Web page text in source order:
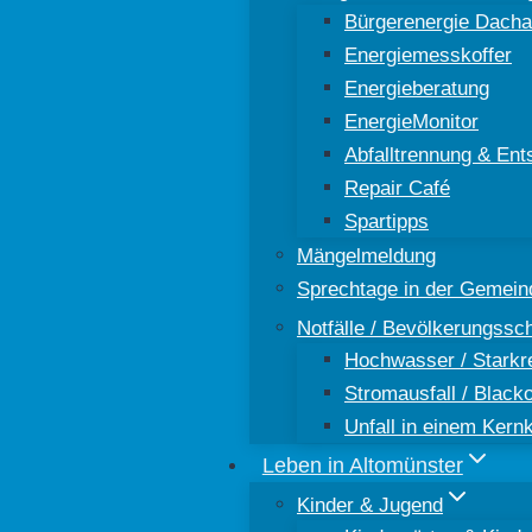
Bürgerenergie
Energiemesskoffer
Energieberatung
EnergieMonitor
Abfalltrennung &
Repair Café
Spartipps
Mängelmeldung
Sprechtage in der
Notfälle /
Hochwasser /
Stromausfall /
Unfall in einem
Leben in Altomünster
Kinder & Jugend